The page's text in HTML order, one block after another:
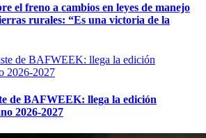
el freno a cambios en leyes de manejo
rurales: “Es una victoria de la
de BAFWEEK: llega la edición
2026-2027